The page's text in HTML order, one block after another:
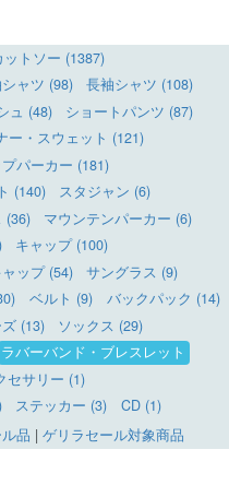
トソー (1387)
ャツ (98)
長袖シャツ (108)
ュ (48)
ショートパンツ (87)
ー・スウェット (121)
パーカー (181)
(140)
スタジャン (6)
(36)
マウンテンパーカー (6)
キャップ (100)
ップ (54)
サングラス (9)
ベルト (9)
バックパック (14)
(13)
ソックス (29)
ラバーバンド・ブレスレット
セサリー (1)
ステッカー (3)
CD (1)
品 | ゲリラセール対象商品